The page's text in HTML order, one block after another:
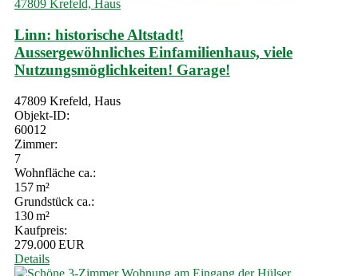
Linn: historische Altstadt!
Aussergewöhnliches Einfamilienhaus, viele
Nutzungsmöglichkeiten! Garage!
47809 Krefeld, Haus
Objekt-ID:
60012
Zimmer:
7
Wohnfläche ca.:
157 m²
Grund­stück ca.:
130 m²
Kaufpreis:
279.000 EUR
Details